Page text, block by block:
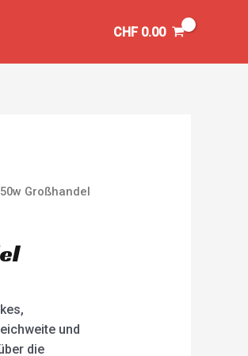
CHF0.00
Großhandel
und
die